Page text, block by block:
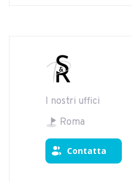
I nostri uffici
Roma
Contatta